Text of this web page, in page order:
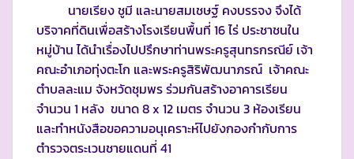
นายเรียง ชูมี และนายสมเชษฐ์ คงบรรจง จึงได้
บริจาคที่ดินเพื่อสร้างโรงเรียนพื้นที่ 16 ไร่ ประชาชนใน
หมู่บ้าน ได้นำเรื่องไปปรึกษาท่านพระครูสุนทรกรณีย์ เจ้า
คณะอำเภอทุ่งตะโก และพระครูสิริพัฒนาภรณ์ เจ้าคณะ
ตำบลละแม จังหวัดชุมพร ร่วมกันสร้างอาคารเรียน
จำนวน 1 หลัง ขนาด 8 x 12 เมตร จำนวน 3 ห้องเรียน
และทำหนังสือขอความอนุเคราะห์ไปยังกองกำกับการ
ตำรวจตระเวนชายแดนที่ 41